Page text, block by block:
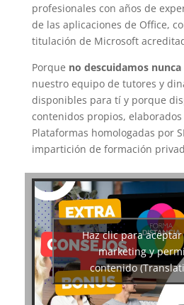
profesionales con años de
de las aplicaciones de Office,
titulación de Microsoft
Porque no descuidamos
nuestro equipo de tutores y
disponibles para tí y porque
contenidos propios,
Plataformas homologadas por
impartición de formación
Haz clic para
marketing y
contenido